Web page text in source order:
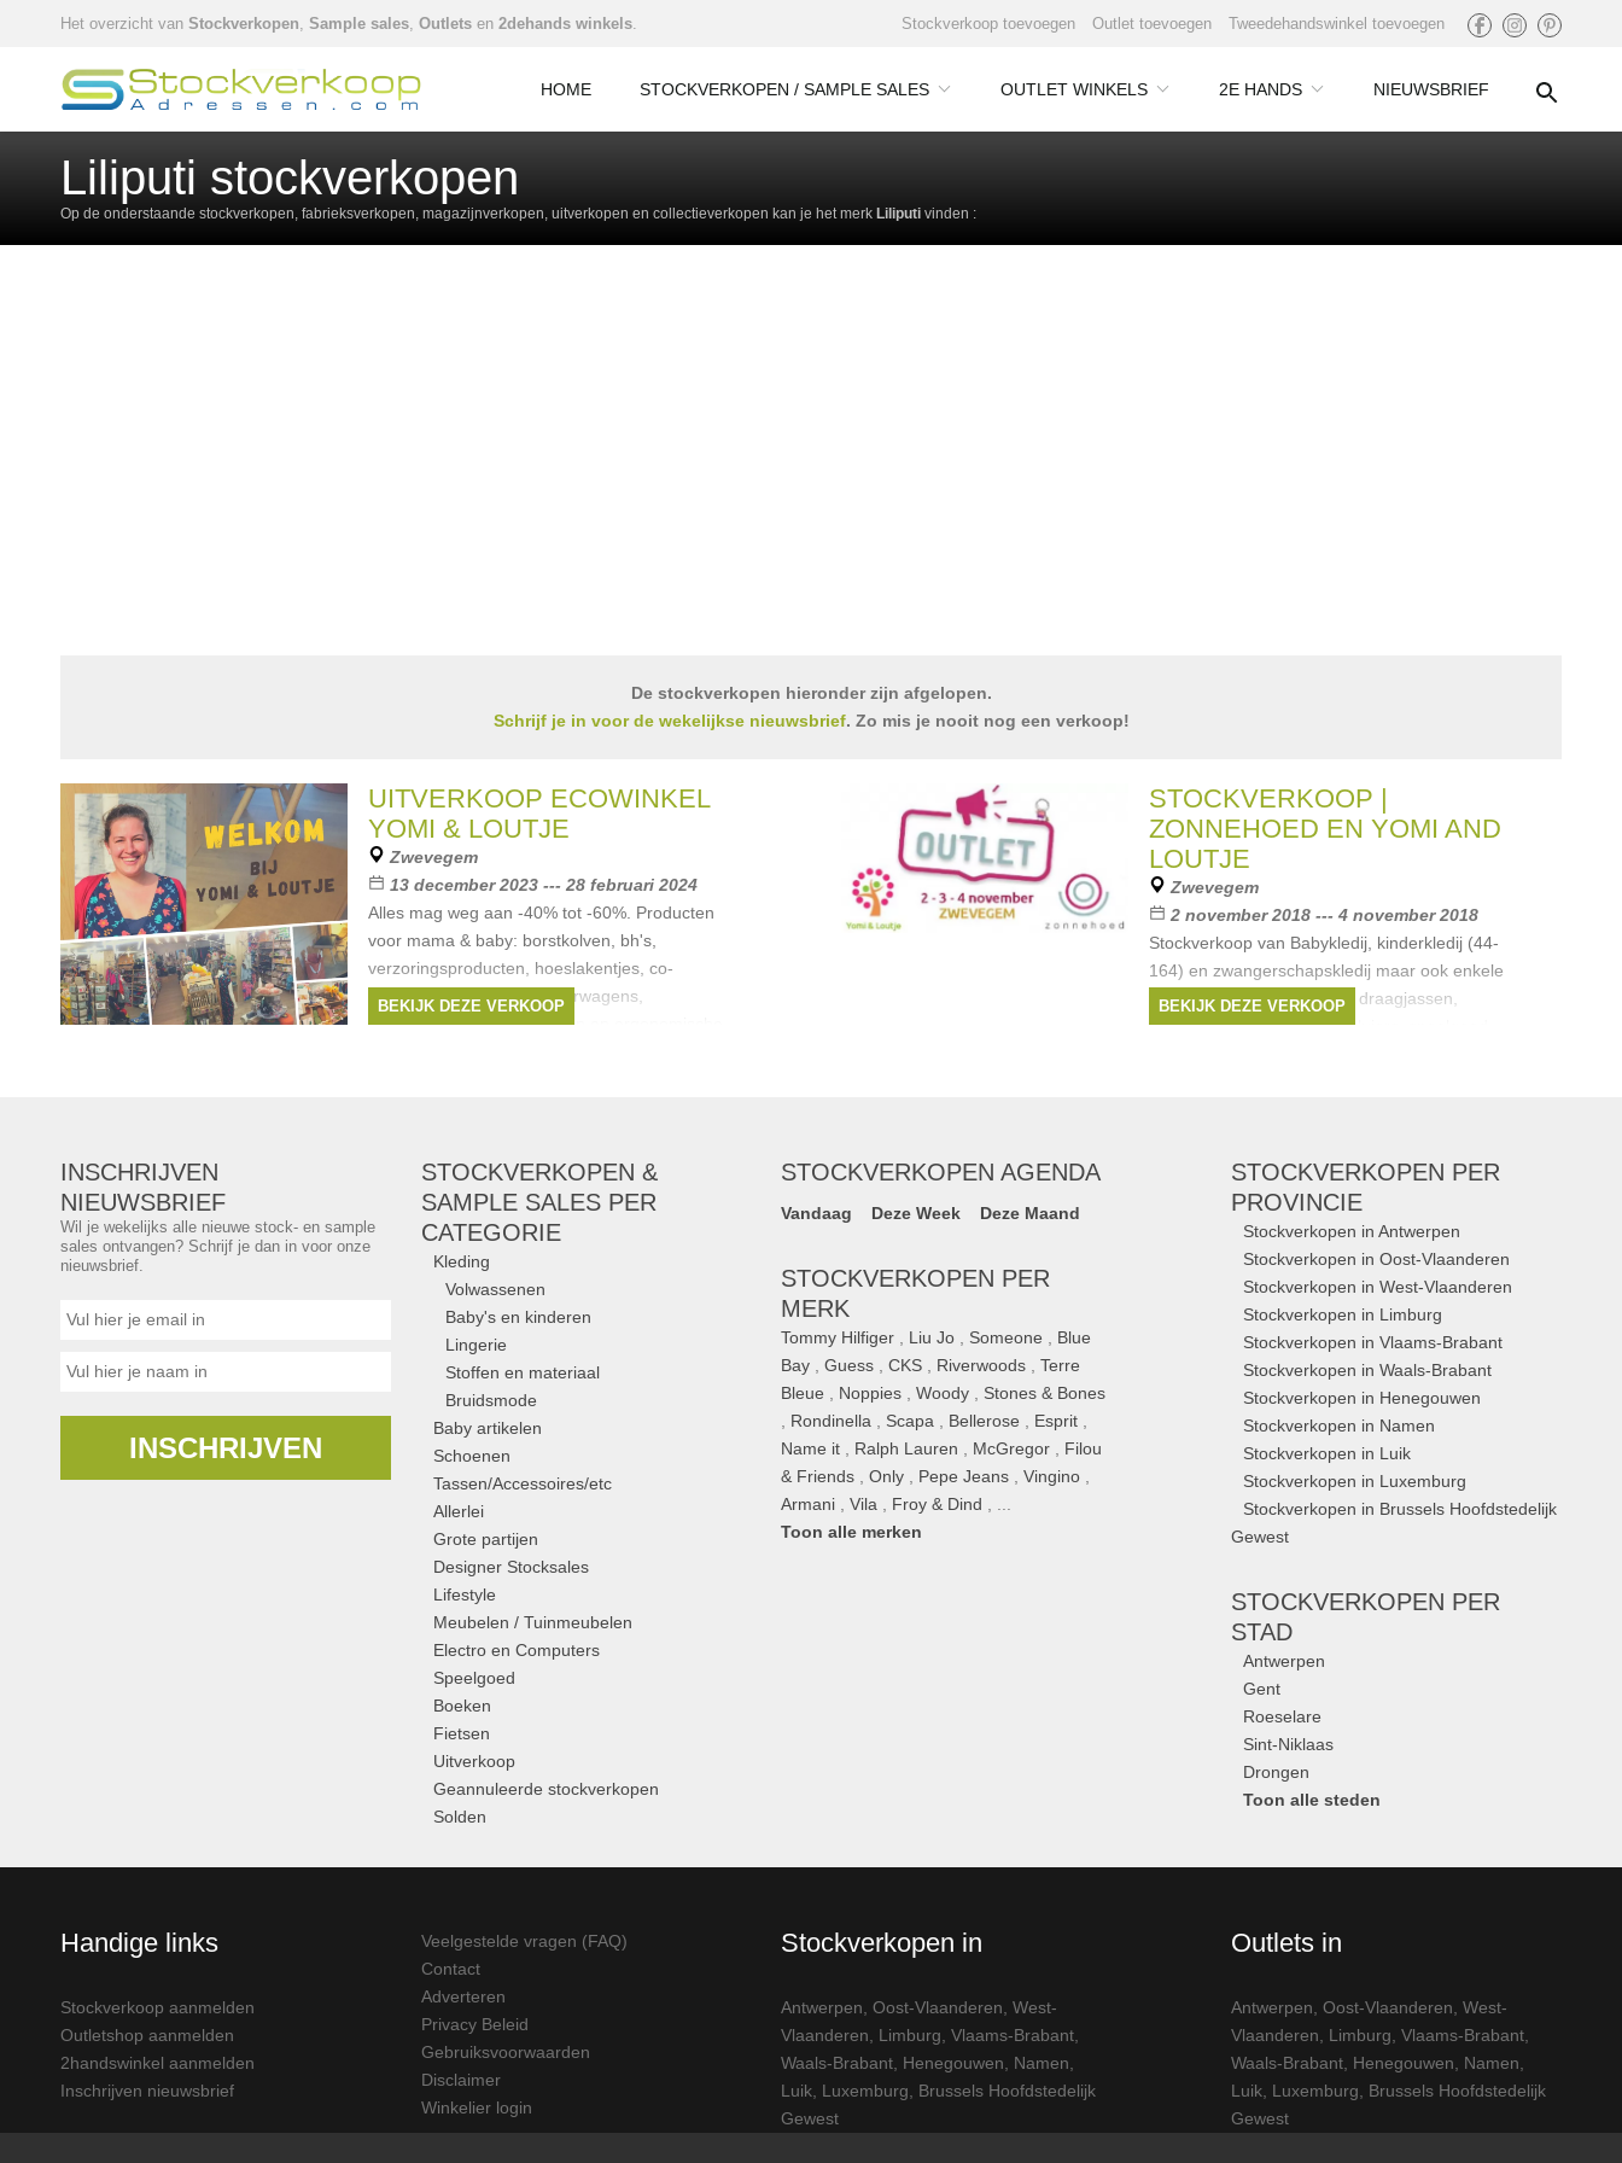
Het overzicht van Stockverkopen, Sample sales, Outlets en 2dehands winkels. Stockverkoop toevoegen Outlet toevoegen Tweedehandswinkel toevoegen
HOME STOCKVERKOPEN / SAMPLE SALES OUTLET WINKELS 2E HANDS NIEUWSBRIEF
Liliputi stockverkopen
Op de onderstaande stockverkopen, fabrieksverkopen, magazijnverkopen, uitverkopen en collectieverkopen kan je het merk Liliputi vinden :
De stockverkopen hieronder zijn afgelopen.
Schrijf je in voor de wekelijkse nieuwsbrief. Zo mis je nooit nog een verkoop!
UITVERKOOP ECOWINKEL
YOMI & LOUTJE
Zwevegem
13 december 2023 --- 28 februari 2024
Alles mag weg aan -40% tot -60%. Producten
voor mama & baby: borstkolven, bh's,
verzoringsproducten, hoeslakentjes, co-
sleepers, babyfoons, kinderwagens,
autostoelen,... Draagdoeken en ergonomische
BEKIJK DEZE VERKOOP
STOCKVERKOOP |
ZONNEHOED EN YOMI AND
LOUTJE
Zwevegem
2 november 2018 --- 4 november 2018
Stockverkoop van Babykledij, kinderkledij (44-
164) en zwangerschapskledij maar ook enkele
eindereeksen van dragers, draagjassen,
kinderschoentjes, wasbare luiers, speelgoed,
BEKIJK DEZE VERKOOP
INSCHRIJVEN
NIEUWSBRIEF
Wil je wekelijks alle nieuwe stock- en sample
sales ontvangen? Schrijf je dan in voor onze
nieuwsbrief.
INSCHRIJVEN
STOCKVERKOPEN &
SAMPLE SALES PER
CATEGORIE
Kleding
Volwassenen
Baby's en kinderen
Lingerie
Stoffen en materiaal
Bruidsmode
Baby artikelen
Schoenen
Tassen/Accessoires/etc
Allerlei
Grote partijen
Designer Stocksales
Lifestyle
Meubelen / Tuinmeubelen
Electro en Computers
Speelgoed
Boeken
Fietsen
Uitverkoop
Geannuleerde stockverkopen
Solden
STOCKVERKOPEN AGENDA
Vandaag Deze Week Deze Maand
STOCKVERKOPEN PER
MERK
Tommy Hilfiger Liu Jo Someone
Blue
Bay ,Guess ,CKS Riverwoods ,Terre
Bleue
Noppies ,Woody
Stones & Bones
Rondinella Scapa Bellerose Esprit
Name it
Ralph Lauren McGregor
Filou
& Friends ,Only Pepe Jeans ,Vingino
Armani ,Vila Froy & Dind
Toon alle merken
STOCKVERKOPEN PER
PROVINCIE
Stockverkopen in Antwerpen
Stockverkopen in Oost-Vlaanderen
Stockverkopen in West-Vlaanderen
Stockverkopen in Limburg
Stockverkopen in Vlaams-Brabant
Stockverkopen in Waals-Brabant
Stockverkopen in Henegouwen
Stockverkopen in Namen
Stockverkopen in Luik
Stockverkopen in Luxemburg
Stockverkopen in Brussels Hoofdstedelijk
Gewest
STOCKVERKOPEN PER
STAD
Antwerpen
Gent
Roeselare
Sint-Niklaas
Drongen
Toon alle steden
Handige links
Stockverkoop aanmelden
Outletshop aanmelden
2handswinkel aanmelden
Inschrijven nieuwsbrief
Veelgestelde vragen (FAQ)
Contact
Adverteren
Privacy Beleid
Gebruiksvoorwaarden
Disclaimer
Winkelier login
Stockverkopen in
Antwerpen ,Oost-Vlaanderen ,West-
Vlaanderen
Limburg ,Vlaams-Brabant
Waals-Brabant Henegouwen Namen
Luik Luxemburg
Brussels Hoofdstedelijk
Gewest
Outlets in
Antwerpen ,Oost-Vlaanderen ,West-
Vlaanderen
Limburg ,Vlaams-Brabant
Waals-Brabant Henegouwen Namen
Luik Luxemburg
Brussels Hoofdstedelijk
Gewest